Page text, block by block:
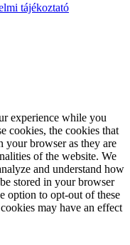
tájékoztató
experience while you
cookies, the cookies that
your browser as they are
of the website. We
and understand how
stored in your browser
option to opt-out of these
may have an effect